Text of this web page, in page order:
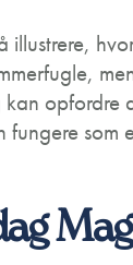
kan
fungere